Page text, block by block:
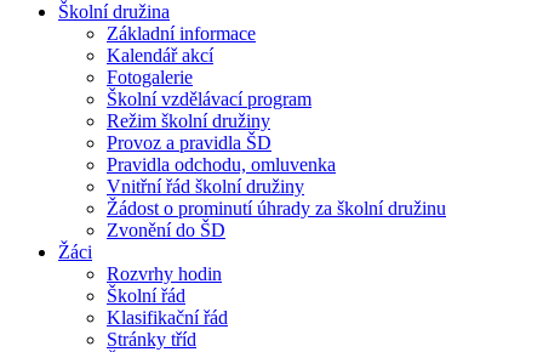
Školní družina
Základní informace
Kalendář akcí
Fotogalerie
Školní vzdělávací program
Režim školní družiny
Provoz a pravidla ŠD
Pravidla odchodu, omluvenka
Vnitřní řád školní družiny
Žádost o prominutí úhrady za školní družinu
Zvonění do ŠD
Žáci
Rozvrhy hodin
Školní řád
Klasifikační řád
Stránky tříd